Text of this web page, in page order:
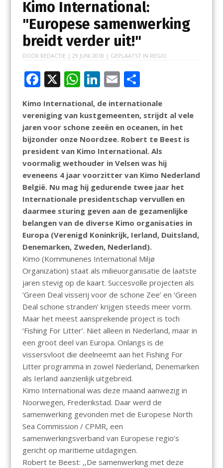
Kimo International:
"Europese samenwerking
breidt verder uit!"
DOOR REDACTIE | 29 JUNI 2018 | GEPLAATST IN REGIO
F
e
b
o
o
k
X W
at
s
A
p
p
Li
n
k
e
dI
n
E
ai
l
D
el
e
n
Kimo International, de internationale
vereniging van kustgemeenten, strijdt al vele
jaren voor schone zeeën en oceanen, in het
bijzonder onze Noordzee. Robert te Beest is
president van Kimo International. Als
voormalig wethouder in Velsen was hij
eveneens 4 jaar voorzitter van Kimo Nederland
België. Nu mag hij gedurende twee jaar het
Internationale presidentschap vervullen en
daarmee sturing geven aan de gezamenlijke
belangen van de diverse Kimo organisaties in
Europa (Verenigd Koninkrijk, Ierland, Duitsland,
Denemarken, Zweden, Nederland).
Kimo (Kommunenes International Miljø
Organization) staat als milieuorganisatie de laatste
jaren stevig op de kaart. Succesvolle projecten als
‘Green Deal visserij voor de schone Zee’ en ‘Green
Deal schone stranden’ krijgen steeds meer vorm.
Maar het meest aansprekende project is toch
‘Fishing For Litter’. Niet alleen in Nederland, maar in
een groot deel van Europa. Onlangs is de
vissersvloot die deelneemt aan het Fishing For
Litter programma in zowel Nederland, Denemarken
als Ierland aanzienlijk uitgebreid.
Kimo International was deze maand aanwezig in
Noorwegen, Frederikstad. Daar werd de
samenwerking gevonden met de Europese North
Sea Commission / CPMR, een
samenwerkingsverband van Europese regio’s
gericht op maritieme uitdagingen.
Robert te Beest: ,,De samenwerking met deze